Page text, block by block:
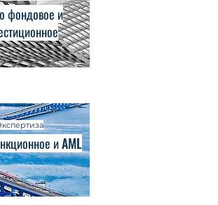
фондовое и
и AML